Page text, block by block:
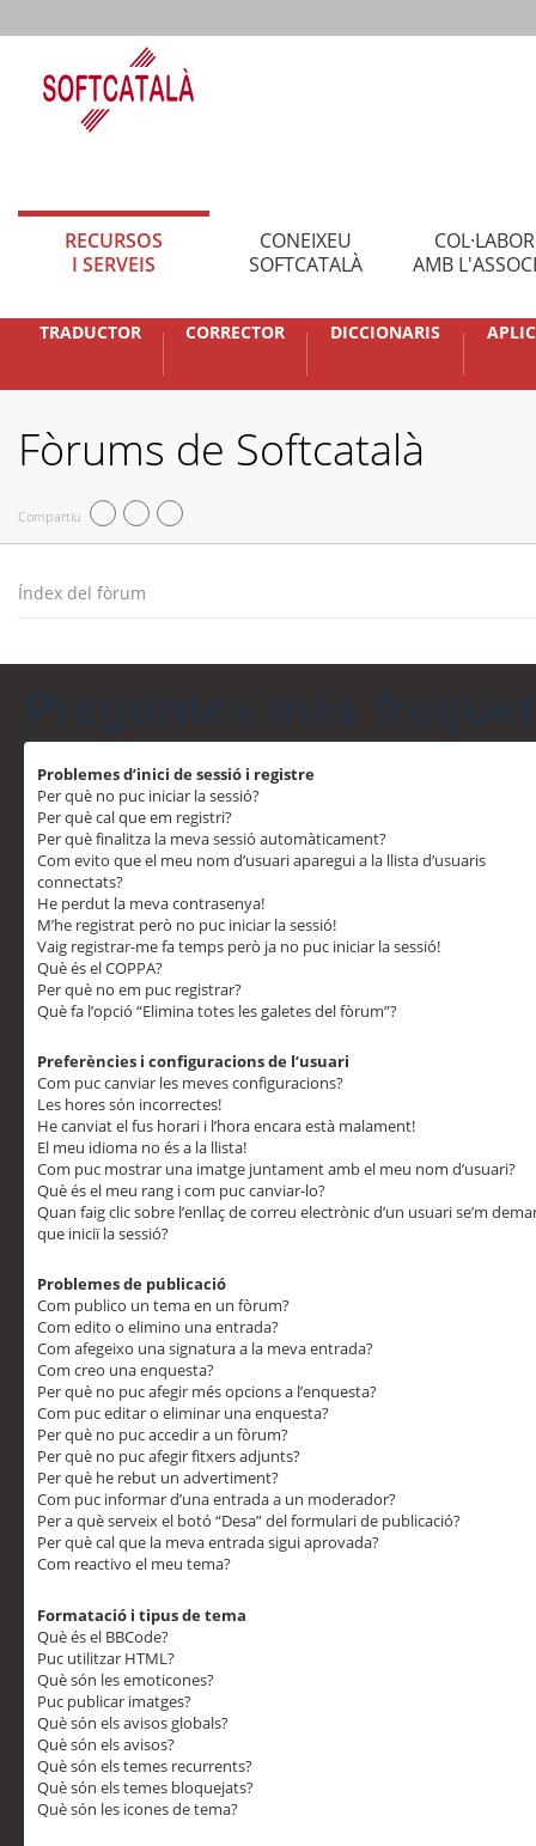
RECURSOS
I SERVEIS
CONEIXEU
SOFTCATALÀ
AMB
TRADUCTOR CORRECTOR DICCIONARIS
Fòrums de Softcatalà
Compartiu
Índex del fòrum
Problemes d’inici de sessió i registre
Per què no puc iniciar la sessió?
Per què cal que em registri?
Per què finalitza la meva sessió automàticament?
Com evito que el meu nom d’usuari aparegui a la llista d’usuaris
connectats?
He perdut la meva contrasenya!
M’he registrat però no puc iniciar la sessió!
Vaig registrar-me fa temps però ja no puc iniciar la sessió!
Què és el COPPA?
Per què no em puc registrar?
Què fa l’opció “Elimina totes les galetes del fòrum”?
Preferències i configuracions de l’usuari
Com puc canviar les meves configuracions?
Les hores són incorrectes!
He canviat el fus horari i l’hora encara està malament!
El meu idioma no és a la llista!
Com puc mostrar una imatge juntament amb el meu nom d’usuari?
Què és el meu rang i com puc canviar-lo?
Quan faig clic sobre l’enllaç de correu electrònic d’un usuari se’m
que iniciï la sessió?
Problemes de publicació
Com publico un tema en un fòrum?
Com edito o elimino una entrada?
Com afegeixo una signatura a la meva entrada?
Com creo una enquesta?
Per què no puc afegir més opcions a l’enquesta?
Com puc editar o eliminar una enquesta?
Per què no puc accedir a un fòrum?
Per què no puc afegir fitxers adjunts?
Per què he rebut un advertiment?
Com puc informar d’una entrada a un moderador?
Per a què serveix el botó “Desa” del formulari de publicació?
Per què cal que la meva entrada sigui aprovada?
Com reactivo el meu tema?
Formatació i tipus de tema
Què és el BBCode?
Puc utilitzar HTML?
Què són les emoticones?
Puc publicar imatges?
Què són els avisos globals?
Què són els avisos?
Què són els temes recurrents?
Què són els temes bloquejats?
Què són les icones de tema?